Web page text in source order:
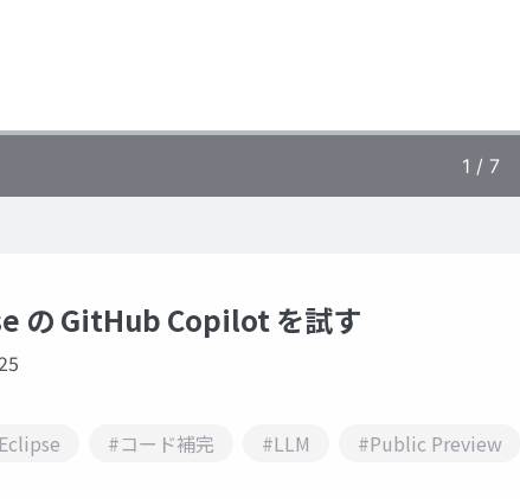
の GitHub Copilot を試す
#コード補完 #LLM #Public Preview